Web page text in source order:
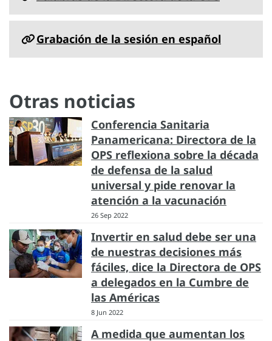
Grabación de la sesión en español
Otras noticias
Conferencia Sanitaria
Panamericana: Directora de la
OPS reflexiona sobre la década
de defensa de la salud
universal y pide renovar la
atención a la vacunación
26 Sep 2022
Invertir en salud debe ser una
de nuestras decisiones más
fáciles, dice la Directora de OPS
a delegados en la Cumbre de
las Américas
8 Jun 2022
A medida que aumentan los